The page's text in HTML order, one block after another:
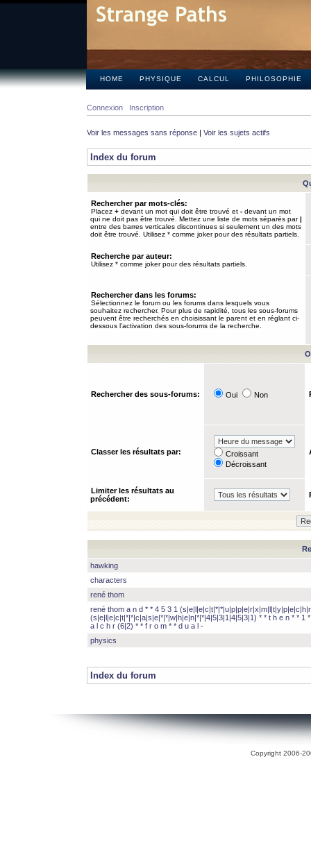
HOME PHYSIQUE CALCUL PHILOSOPHIE
Connexion Inscription
Voir les messages sans réponse | Voir les sujets actifs
Index du forum
Rechercher par mots-clés:
Placez + devant un mot qui doit être trouvé et - devant un mot
qui ne doit pas être trouvé. Mettez une liste de mots séparés par|
entre des barres verticales discontinues si seulement un des mots
doit être trouvé. Utilisez * comme joker pour des résultats partiels.
Recherche par auteur:
Utilisez * comme joker pour des résultats partiels.
Rechercher dans les forums:
Sélectionnez le forum ou les forums dans lesquels vous
souhaitez rechercher. Pour plus de rapidité, tous les sous-forums
peuvent être recherchés en choisissant le parent et en réglant ci-
dessous l’activation des sous-forums de la recherche.
Rechercher des sous-forums: Oui Non
Classer les résultats par:
Croissant
Décroissant
Limiter les résultats au
précédent:
hawking
characters
rené thom
rené thom a n d * * 4 5 3 1
(s|e|l|e|c|t|*|*|c|a|s|e|*|*|w|h|e|n|*|*|4|5|3|1|4|5|3|1) * * t h e n * * 1
a l c h r (6|2) * * f r o m * * d u a l -
physics
Index du forum
Copyright 2006-